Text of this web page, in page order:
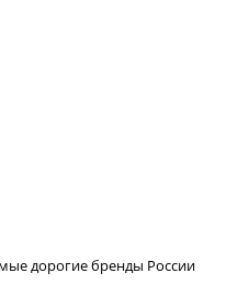
дорогие бренды России